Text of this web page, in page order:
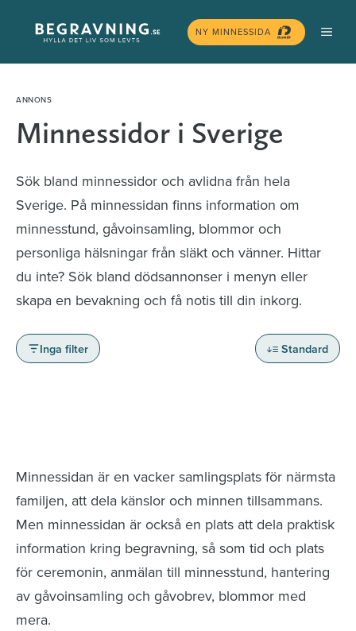
innehåll
NY MINNESSIDA
Minnessidor i Sverige
Sök bland minnessidor och avlidna från hela
Sverige. På minnessidan finns information om
minnesstund, gåvoinsamling, blommor och
personliga hälsningar från släkt och vänner. Hittar
du inte? Sök bland dödsannonser i menyn eller
skapa en bevakning och få notis till din inkorg.
Inga filter Standard
Minnessidan är en vacker samlingsplats för närmsta
familjen, att dela känslor och minnen tillsammans.
Men minnessidan är också en plats att dela praktisk
information kring begravning, så som tid och plats
för ceremonin, anmälan till minnesstund, hantering
av gåvoinsamling och gåvobrev, blommor med
mera.